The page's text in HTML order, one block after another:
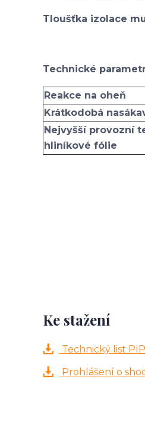
Tloušťka izolace
Technické
Reakce na oheň
Krátkodobá
Nejvyšší provozní
hliníkové fólie
Ke stažení
Technický list
Prohlášení o